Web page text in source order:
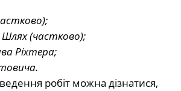
Шлях (частково);
Ріхтера;
робіт можна дізнатися,